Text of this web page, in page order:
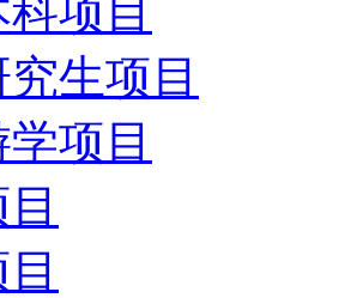
项目
生项目
项目